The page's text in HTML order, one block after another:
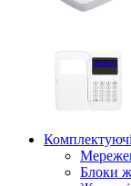
Комплектуючі
Блоки